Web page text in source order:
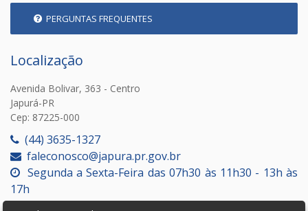
PERGUNTAS FREQUENTES
Localização
Avenida Bolivar, 363 - Centro
Japurá-PR
Cep: 87225-000
(44) 3635-1327
faleconosco@japura.pr.gov.br
Segunda a Sexta-Feira das 07h30 às 11h30 - 13h às
17h